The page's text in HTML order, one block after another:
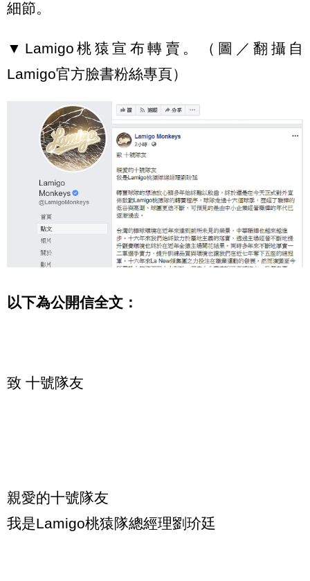
細節。
▼Lamigo桃猿宣布轉賣。（圖／翻攝自
Lamigo官方臉書粉絲專頁）
以下為公開信全文：
致 十號隊友
親愛的十號隊友
我是Lamigo桃猿隊總經理劉玠廷